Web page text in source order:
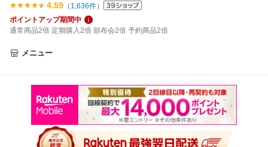
4.59 （ 1,636件）
ポイントアップ期間中
通常商品2倍 定期購入2倍 頒布会2倍 予約商品2倍
メニュー